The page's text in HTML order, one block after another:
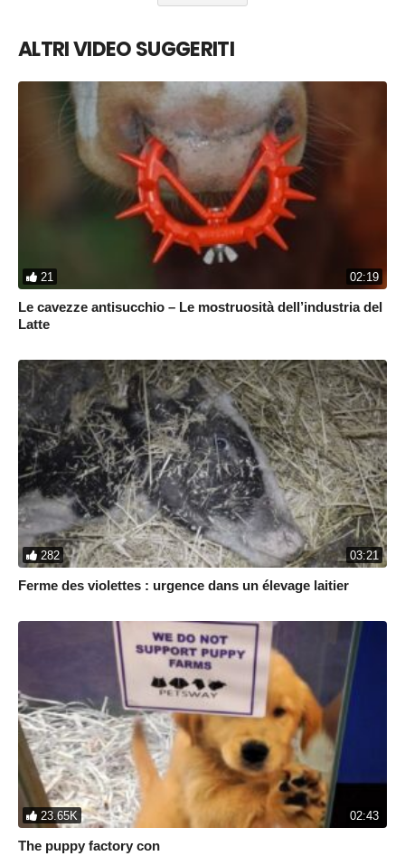
eteen eikä taakse eikä kääntyä ympäri. Niin sanotut joutilashäkit
ALTRI VIDEO SUGGERITI
21 02:19
Le cavezze antisucchio – Le mostruosità dell’industria del
Latte
282 03:21
Ferme des violettes : urgence dans un élevage laitier
23.65K 02:43
The puppy factory con